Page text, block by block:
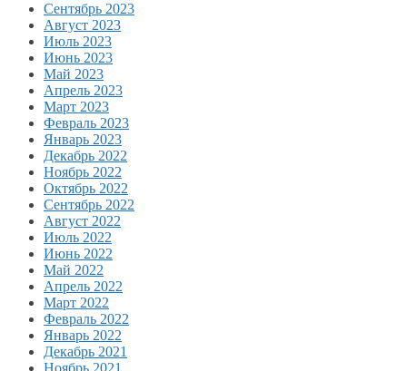
Сентябрь 2023
Август 2023
Июль 2023
Июнь 2023
Май 2023
Апрель 2023
Март 2023
Февраль 2023
Январь 2023
Декабрь 2022
Ноябрь 2022
Октябрь 2022
Сентябрь 2022
Август 2022
Июль 2022
Июнь 2022
Май 2022
Апрель 2022
Март 2022
Февраль 2022
Январь 2022
Декабрь 2021
Ноябрь 2021